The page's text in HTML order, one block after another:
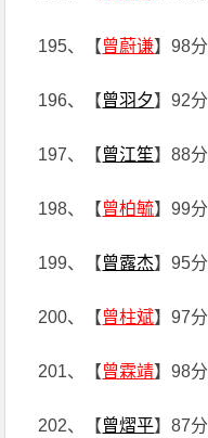
195、【曾蔚谦】98分
196、【曾羽夕】92分
197、【曾江笙】88分
198、【曾柏毓】99分
199、【曾露杰】95分
200、【曾柱斌】97分
201、【曾霖靖】98分
202、【曾熠平】87分